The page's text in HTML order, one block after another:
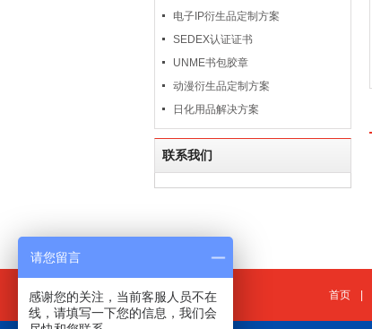
电子IP衍生品定制方案
SEDEX认证证书
UNME书包胶章
动漫衍生品定制方案
日化用品解决方案
联系我们
首页
请您留言
感谢您的关注，当前客服人员不在
线，请填写一下您的信息，我们会